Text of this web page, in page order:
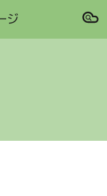
Skip to navigation
ジ